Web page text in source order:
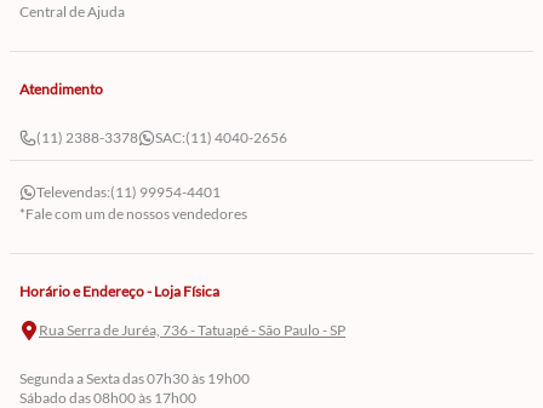
Central de Ajuda
Atendimento
(11) 2388-3378 SAC:(11) 4040-2656
Televendas:(11) 99954-4401
*Fale com um de nossos vendedores
Horário e Endereço - Loja Física
Rua Serra de Juréa, 736 - Tatuapé - São Paulo - SP
Segunda a Sexta das 07h30 às 19h00
Sábado das 08h00 às 17h00